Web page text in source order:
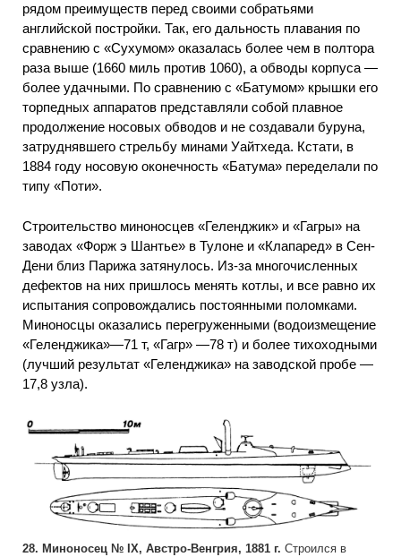
рядом преимуществ перед своими собратьями
английской постройки. Так, его дальность плавания по
сравнению с «Сухумом» оказалась более чем в полтора
раза выше (1660 миль против 1060), а обводы корпуса —
более удачными. По сравнению с «Батумом» крышки его
торпедных аппаратов представляли собой плавное
продолжение носовых обводов и не создавали буруна,
затруднявшего стрельбу минами Уайтхеда. Кстати, в
1884 году носовую оконечность «Батума» переделали по
типу «Поти».
Строительство миноносцев «Геленджик» и «Гагры» на
заводах «Форж э Шантье» в Тулоне и «Клапаред» в Сен-
Дени близ Парижа затянулось. Из-за многочисленных
дефектов на них пришлось менять котлы, и все равно их
испытания сопровождались постоянными поломками.
Миноносцы оказались перегруженными (водоизмещение
«Геленджика»—71 т, «Гагр» —78 т) и более тихоходными
(лучший результат «Геленджика» на заводской пробе —
17,8 узла).
28. Миноносец № IX, Австро-Венгрия, 1881 г. Строился в